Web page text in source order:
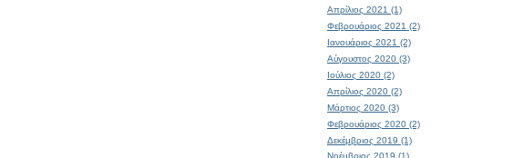
Απρίλιος 2021 (1)
Φεβρουάριος 2021 (2)
Ιανουάριος 2021 (2)
Αύγουστος 2020 (3)
Ιούλιος 2020 (2)
Απρίλιος 2020 (2)
Μάρτιος 2020 (3)
Φεβρουάριος 2020 (2)
Δεκέμβριος 2019 (1)